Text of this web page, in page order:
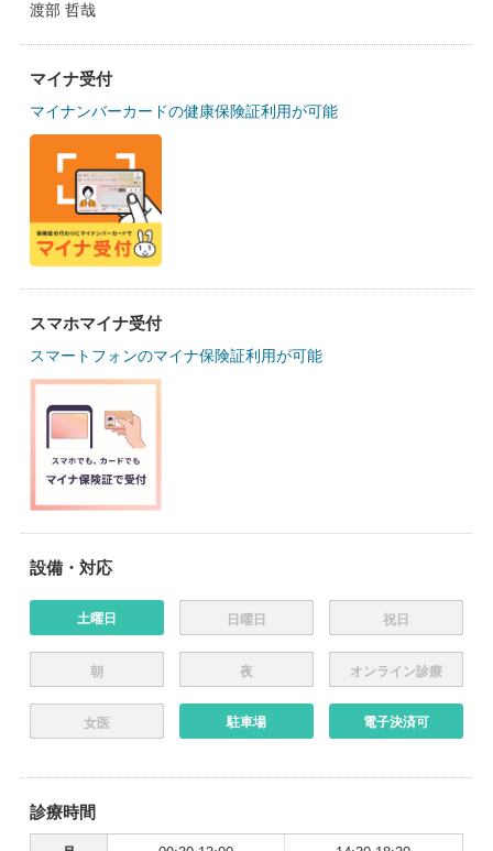
渡部 哲哉
マイナ受付
マイナンバーカードの健康保険証利用が可能
スマホマイナ受付
スマートフォンのマイナ保険証利用が可能
設備・対応
土曜日 日曜日 祝日
朝 夜 オンライン診療
女医 駐車場 電子決済可
診療時間